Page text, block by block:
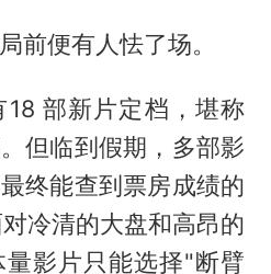
前便有人怯了场。
部新片定档，堪称
但临到假期，多部影
终能查到票房成绩的
冷清的大盘和高昂的
影片只能选择"断臂